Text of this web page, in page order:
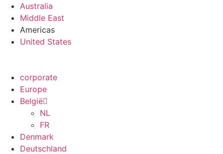
Australia
Middle East
Americas
United States
corporate
Europe
België
NL
FR
Denmark
Deutschland